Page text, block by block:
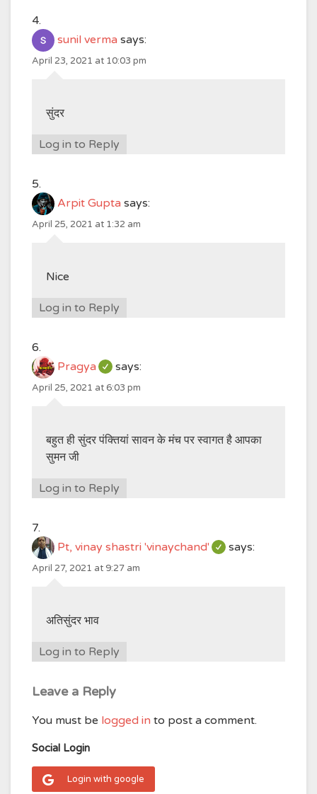
sunil verma says:
April 23, 2021 at 10:03 pm
सुंदर
Log in to Reply
Arpit Gupta says:
April 25, 2021 at 1:32 am
Nice
Log in to Reply
Pragya says:
April 25, 2021 at 6:03 pm
बहुत ही सुंदर पंक्तियां सावन के मंच पर स्वागत है आपका
सुमन जी
Log in to Reply
Pt, vinay shastri 'vinaychand' says:
April 27, 2021 at 9:27 am
अतिसुंदर भाव
Log in to Reply
Leave a Reply
You must be logged in to post a comment.
Social Login
Login with google